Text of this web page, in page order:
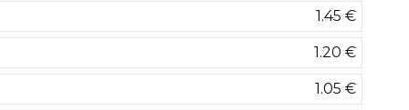
1.45 €
1.20 €
1.05 €